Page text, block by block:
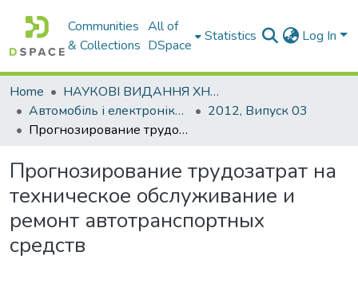
Communities
& Collections
All of
DSpace
Statistics Log In
Home
НАУКОВІ ВИДАННЯ ХНАДУ
Автомобіль і електроніка. Сучасні технології
2012, Випуск 03
Прогнозирование трудозатрат на техническое обслуживание и ремонт автотранспортных средств
Прогнозирование трудозатрат на
техническое обслуживание и
ремонт автотранспортных
средств